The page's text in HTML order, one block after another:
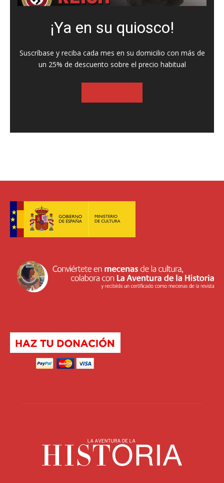
¡Ya en su quiosco!
Suscríbase y reciba cada mes en su domicilio con más de
un 25% de descuento sobre el precio habitual